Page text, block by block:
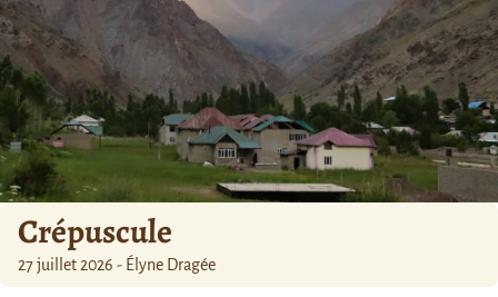
Crépuscule
27 juillet 2026 - Élyne Dragée